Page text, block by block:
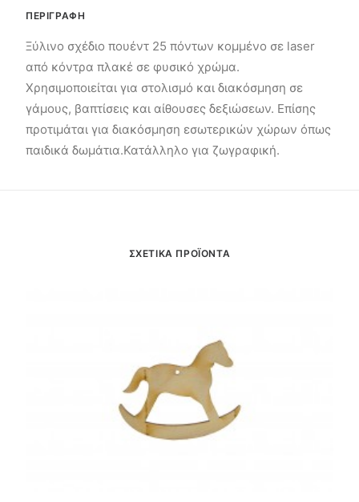
ΠΕΡΙΓΡΑΦΗ
Ξύλινο σχέδιο πουέντ 25 πόντων κομμένο σε laser
από κόντρα πλακέ σε φυσικό χρώμα.
Χρησιμοποιείται για στολισμό και διακόσμηση σε
γάμους, βαπτίσεις και αίθουσες δεξιώσεων. Επίσης
προτιμάται για διακόσμηση εσωτερικών χώρων όπως
παιδικά δωμάτια.Κατάλληλο για ζωγραφική.
ΣΧΕΤΙΚΑ ΠΡΟΪΟΝΤΑ